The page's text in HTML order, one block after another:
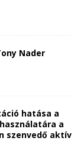
Nader
hatása a
a
szenvedő aktív